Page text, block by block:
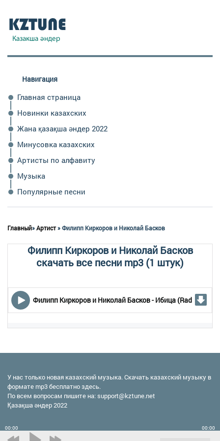
00:00 00:00
Навигация
Главная страница
Новинки казахских
Жана қазақша әндер 2022
Минусовка казахских
Артисты по алфавиту
Музыка
Популярные песни
Главный»Артист» Филипп Киркоров и Николай Басков
Филипп Киркоров и Николай Басков
скачать все песни mp3 (1 штук)
Филипп Киркоров и Николай Басков - Ибица (Radio)
У нас только новая казахский музыка. Скачать казахский музыку в
формате mp3 бесплатно здесь.
По всем вопросам пишите на: support@kztune.net
Қазақша әндер 2022